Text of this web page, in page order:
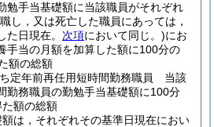
手当基礎額に当該職員がそれぞれ
し，又は死亡した職員にあっては，
日現在。 次項において同じ。)にお
手当の月額を加算した額に100分の
額の総額
定年前再任用短時間勤務職員 当該
勤務職員の勤勉手当基礎額に100分
額の総額
は，それぞれその基準日現在におい